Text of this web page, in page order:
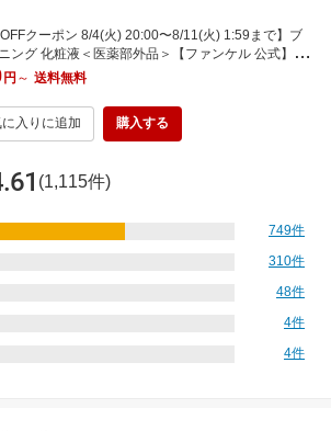
OFFクーポン 8/4(火) 20:00〜8/11(火) 1:59まで】ブ
ング 化粧液＜医薬部外品＞【ファンケル 公式】[FA
水 無添加 スキンケア コスメ 乾燥肌 ビタミンc 保
イスケア シミケア シミ予防 ビタミンc誘導体 肌荒れ
あれ 肌ケア 敏感肌]
円 ～ 送料無料
に入りに追加 購入する
(1,115件)
749件
310件
48件
4件
4件